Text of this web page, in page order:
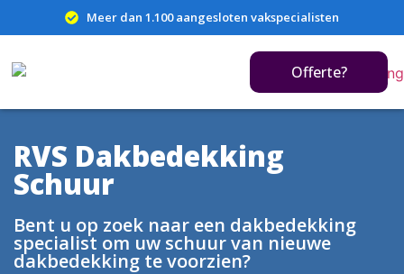
Meer dan 1.100 aangesloten vakspecialisten
Offerte?
RVS Dakbedekking
Schuur
Bent u op zoek naar een dakbedekking
specialist om uw schuur van nieuwe
dakbedekking te voorzien?